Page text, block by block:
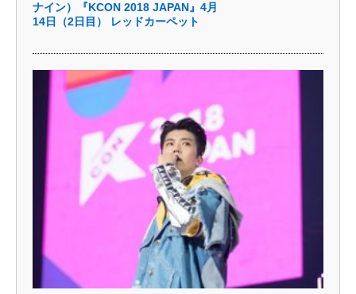
ナイン）『KCON 2018 JAPAN』4月
14日（2日目） レッドカーペット